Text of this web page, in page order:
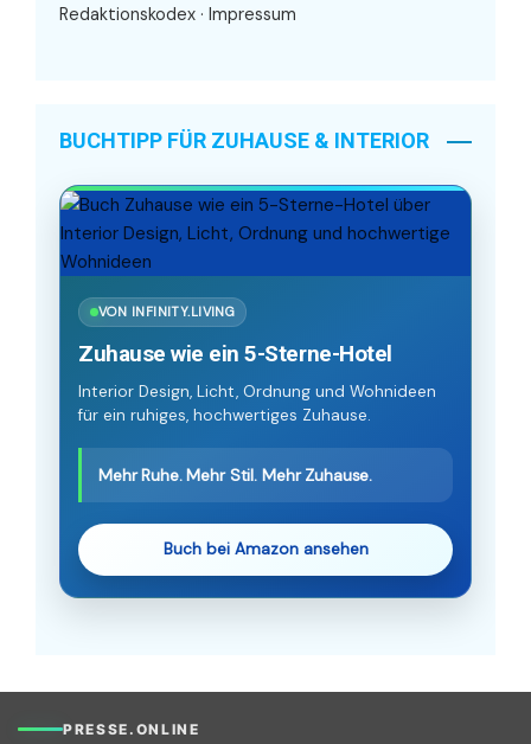
Redaktionskodex · Impressum
BUCHTIPP FÜR ZUHAUSE & INTERIOR
VON INFINITY.LIVING
Zuhause wie ein 5-Sterne-Hotel
Interior Design, Licht, Ordnung und Wohnideen
für ein ruhiges, hochwertiges Zuhause.
Mehr Ruhe. Mehr Stil. Mehr Zuhause.
Buch bei Amazon ansehen
PRESSE.ONLINE